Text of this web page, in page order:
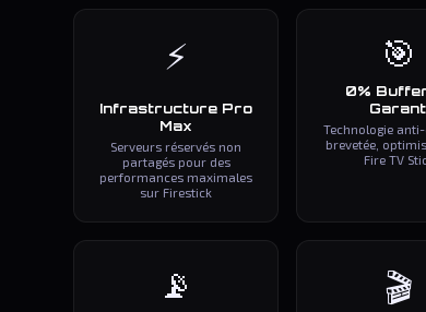
⚡
Infrastructure Pro
Max
Serveurs réservés non
partagés pour des
performances maximales
sur Firestick
🎯
0%
Technologie
brevetée,
Fire TV
📡 🎬